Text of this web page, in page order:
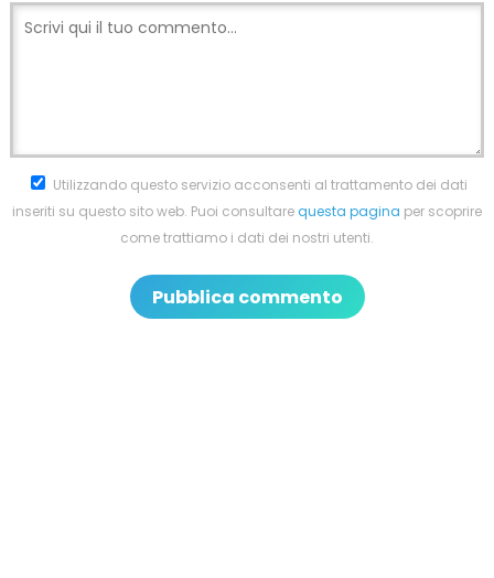
Utilizzando questo servizio acconsenti al trattamento dei dati
inseriti su questo sito web. Puoi consultarequesta pagina per scoprire
come trattiamo i dati dei nostri utenti.